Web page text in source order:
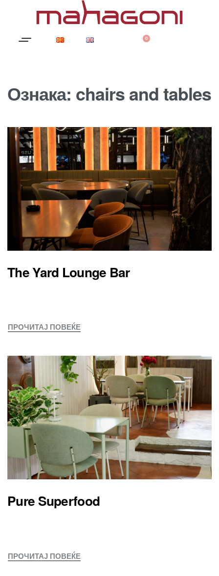
0
Ознака: chairs and tables
The Yard Lounge Bar
ПРОЧИТАЈ ПОВЕЌЕ
Pure Superfood
ПРОЧИТАЈ ПОВЕЌЕ